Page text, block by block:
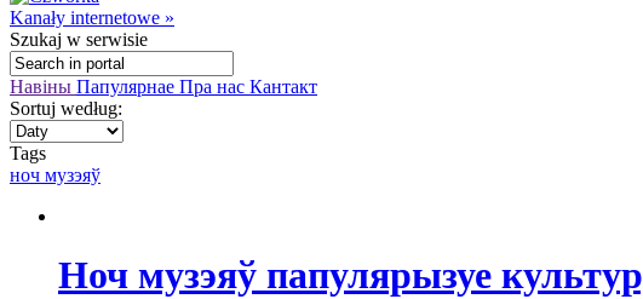
Kanały internetowe »
Szukaj w serwisie
Навіны Папулярнае Пра нас Кантакт
Sortuj według:
Tags
ноч музэяў
Ноч музэяў папулярызуе